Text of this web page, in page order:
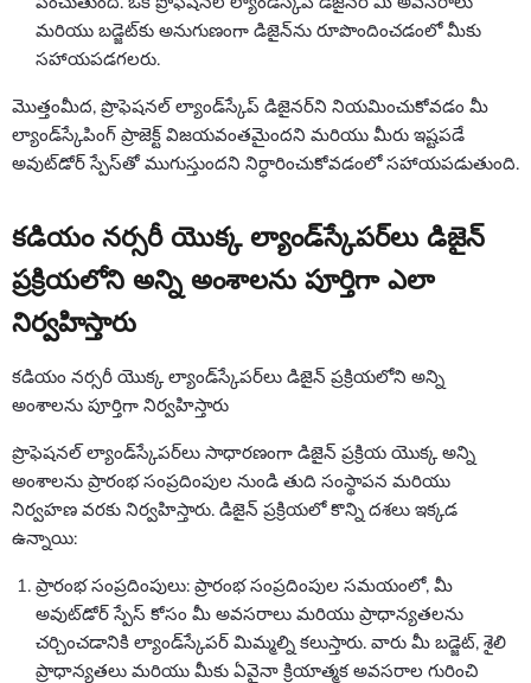
మరియు బడ్జెట్‌కు అనుగుణంగా డిజైన్‌ను రూపొందించడంలో మీకు
సహాయపడగలరు.
మొత్తంమీద, ప్రొఫెషనల్ ల్యాండ్‌స్కేప్ డిజైనర్‌ని నియమించుకోవడం మీ
ల్యాండ్‌స్కేపింగ్ ప్రాజెక్ట్ విజయవంతమైందని మరియు మీరు ఇష్టపడే
అవుట్‌డోర్ స్పేస్‌తో ముగుస్తుందని నిర్ధారించుకోవడంలో సహాయపడుతుంది.
కడియం నర్సరీ యొక్క ల్యాండ్‌స్కేపర్‌లు డిజైన్
ప్రక్రియలోని అన్ని అంశాలను పూర్తిగా ఎలా
నిర్వహిస్తారు
కడియం నర్సరీ యొక్క ల్యాండ్‌స్కేపర్‌లు డిజైన్ ప్రక్రియలోని అన్ని
అంశాలను పూర్తిగా నిర్వహిస్తారు
ప్రొఫెషనల్ ల్యాండ్‌స్కేపర్‌లు సాధారణంగా డిజైన్ ప్రక్రియ యొక్క అన్ని
అంశాలను ప్రారంభ సంప్రదింపుల నుండి తుది సంస్థాపన మరియు
నిర్వహణ వరకు నిర్వహిస్తారు. డిజైన్ ప్రక్రియలో కొన్ని దశలు ఇక్కడ
ఉన్నాయి:
ప్రారంభ సంప్రదింపులు: ప్రారంభ సంప్రదింపుల సమయంలో, మీ
అవుట్‌డోర్ స్పేస్ కోసం మీ అవసరాలు మరియు ప్రాధాన్యతలను
చర్చించడానికి ల్యాండ్‌స్కేపర్ మిమ్మల్ని కలుస్తారు. వారు మీ బడ్జెట్, శైలి
ప్రాధాన్యతలు మరియు మీకు ఏవైనా క్రియాత్మక అవసరాల గురించి